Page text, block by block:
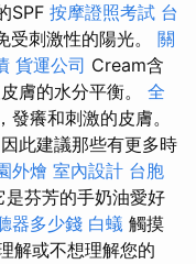
SPF 按摩證照考試 台
受刺激性的陽光。 關
貨運公司 Cream含
膚的水分平衡。 全
癢和刺激的皮膚。
此建議那些有更多時
外燴 室內設計 台胞
芬芳的手奶油愛好
器多少錢 白蟻 觸摸
解或不想理解您的